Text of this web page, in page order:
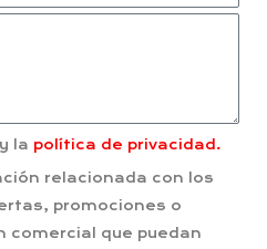
la política de privacidad.
relacionada con los
promociones o
comercial que puedan